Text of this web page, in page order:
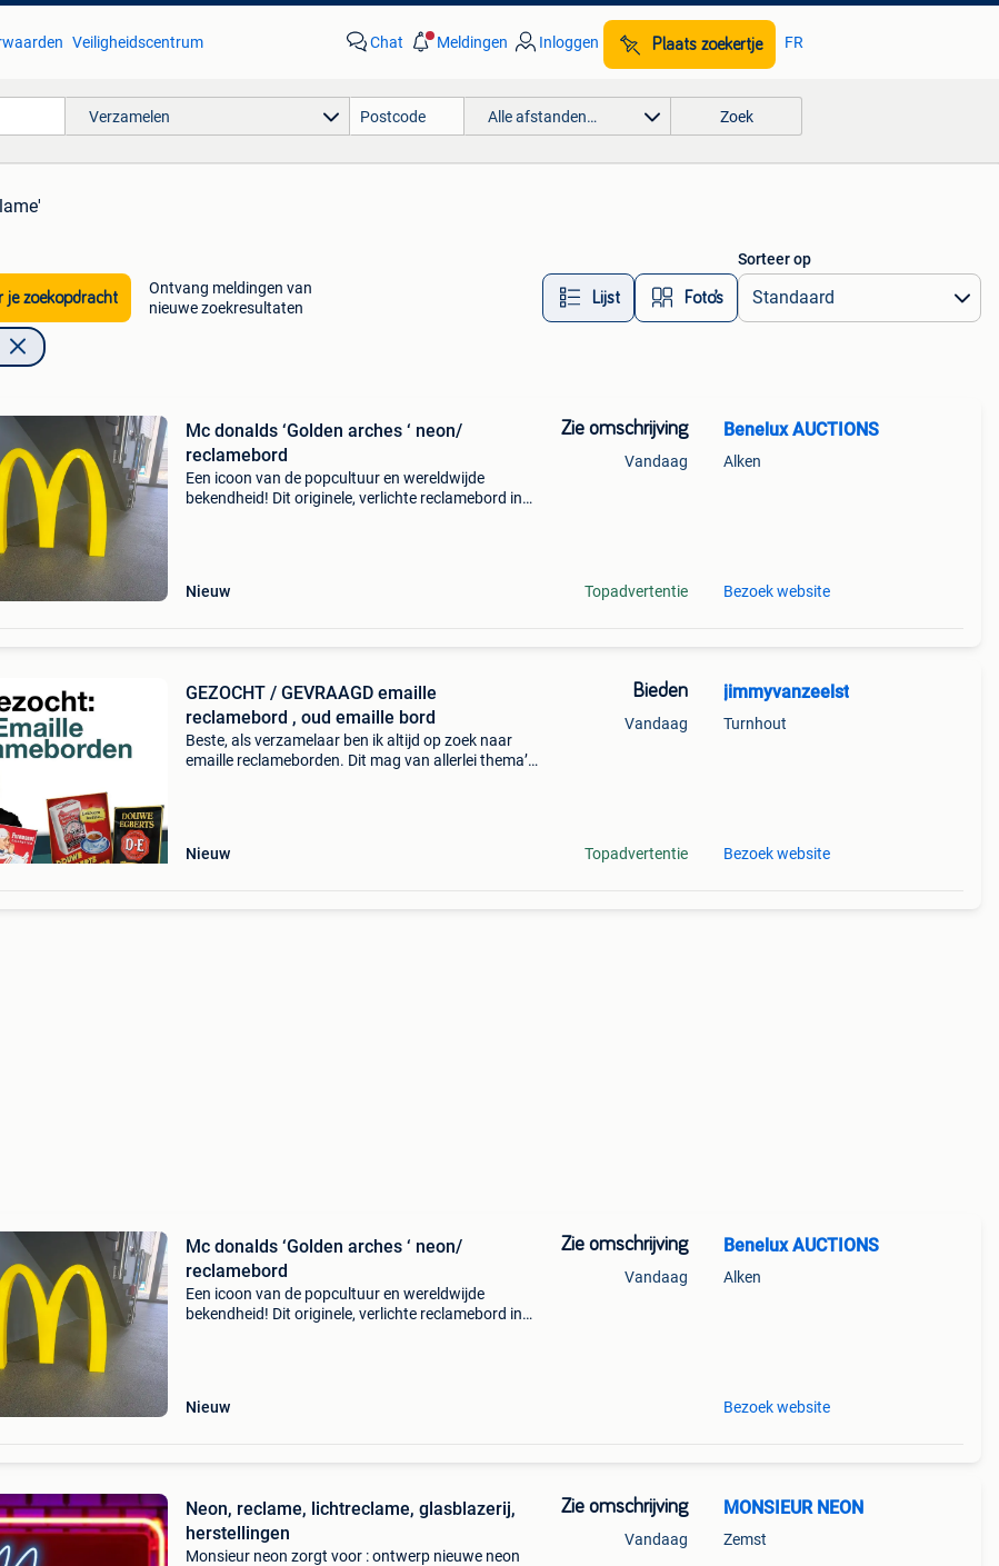
Veiligheidscentrum Chat Meldingen Inloggen Plaats zoekertje FR
Verzamelen Alle afstanden… Zoek
je zoekopdracht
Ontvang meldingen van
nieuwe zoekresultaten
Lijst Foto’s
Sorteer op
Mc donalds ‘Golden arches ‘ neon/
reclamebord
Een icoon van de popcultuur en wereldwijde
bekendheid! Dit originele, verlichte reclamebord in
Nieuw
Zie omschrijving
Vandaag
Topadvertentie
Benelux AUCTIONS
Alken
Bezoek website
GEZOCHT / GEVRAAGD emaille
reclamebord , oud emaille bord
Beste, als verzamelaar ben ik altijd op zoek naar
emaille reclameborden. Dit mag van allerlei thema’s
Nieuw
Bieden
Vandaag
Topadvertentie
jimmyvanzeelst
Turnhout
Bezoek website
Mc donalds ‘Golden arches ‘ neon/
reclamebord
Een icoon van de popcultuur en wereldwijde
bekendheid! Dit originele, verlichte reclamebord in
Nieuw
Zie omschrijving
Vandaag
Benelux AUCTIONS
Alken
Bezoek website
Neon, reclame, lichtreclame, glasblazerij,
herstellingen
Monsieur neon zorgt voor : ontwerp nieuwe neon
Zie omschrijving
Vandaag
MONSIEUR NEON
Zemst